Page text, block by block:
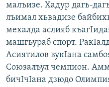
малъизе. Хадур дагь-
лъимал хьвадизе
мехалда аслияб
машгьураб спорт.
Асиятилов вукIана
Союзалъул чемпион.
бичIчIана дзюдо